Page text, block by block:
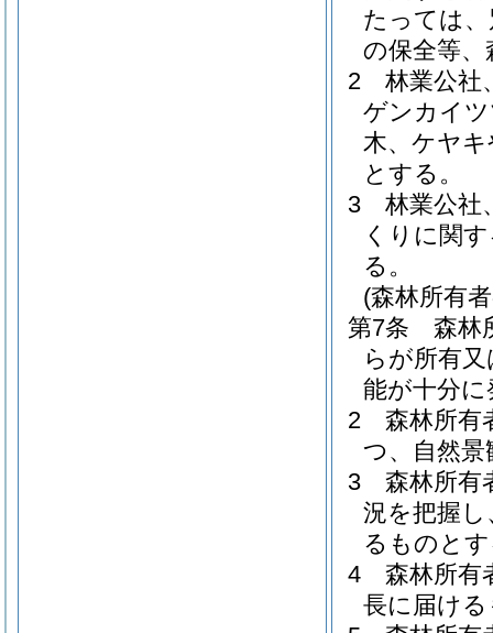
たっては
の保全等
2
林業公社
ゲンカイ
木、ケヤ
とする。
3
林業公社
くりに関
る。
(森林所有
第7条
森林
らが所有
能が十分
2
森林所有
つ、自然
3
森林所有
況を把握
るものと
4
森林所有
長に届け